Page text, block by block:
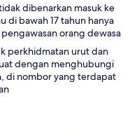
dibenarkan masuk ke
di bawah 17 tahun hanya
orang dewasa
perkhidmatan urut dan
dengan menghubungi
di nombor yang terdapat